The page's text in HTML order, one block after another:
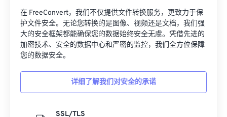
在 FreeConvert，我们不仅提供文件转换服务，更致力于保
护文件安全。无论您转换的是图像、视频还是文档，我们强
大的安全框架都能确保您的数据始终安全无虞。凭借先进的
加密技术、安全的数据中心和严密的监控，我们全方位保障
您的数据安全。
详细了解我们对安全的承诺
SSL/TLS